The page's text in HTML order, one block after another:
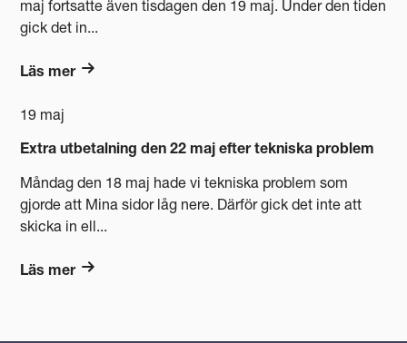
maj fortsatte även tisdagen den 19 maj. Under den tiden
gick det in...
Läs mer
19 maj
Extra utbetalning den 22 maj efter tekniska problem
Måndag den 18 maj hade vi tekniska problem som
gjorde att Mina sidor låg nere. Därför gick det inte att
skicka in ell...
Läs mer